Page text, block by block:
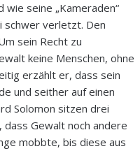
wie seine „Kameraden“
schwer verletzt. Den
sein Recht zu
keine Menschen, ohne
erzählt er, dass sein
und seither auf einen
Solomon sitzen drei
Gewalt noch andere
mobbte, bis diese aus